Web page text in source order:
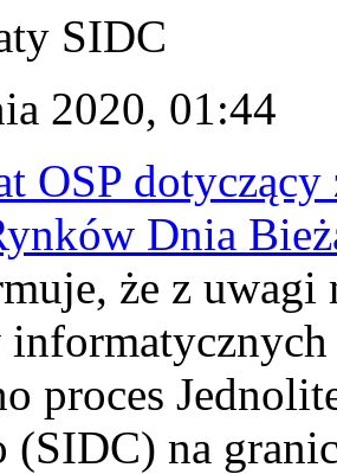
SIDC
2020, 01:44
OSP dotyczący
Dnia
że z uwagi
proces
(SIDC) na